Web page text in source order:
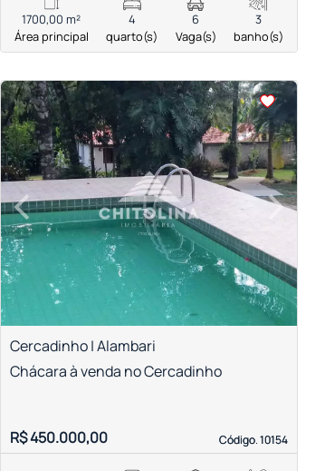
1700,00 m²
Área principal
4
quarto(s)
6
Vaga(s)
3
banho(s)
<<<<
‹Previous ›
Next
Cercadinho | Alambari
Código. 10154
Código. 10154
Chácara à venda no Cercadinho
R$ 450.000,00